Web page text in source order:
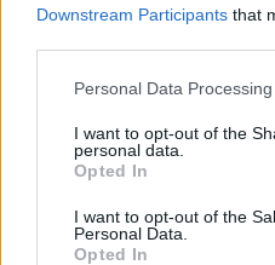
Downstream Participants that
Personal Data
I want to opt-out of the
personal data.
Opted In
I want to opt-out of the
Personal Data.
Opted In